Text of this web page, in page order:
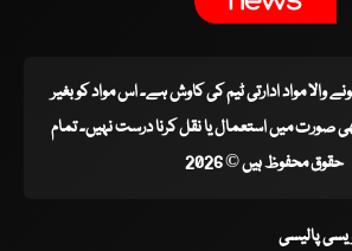
والا مواد ادارتی ٹیم کی کاوش ہے۔ اس مواد کو بغیر
میں استعمال یا نقل کرنا درست نہیں۔ تمام
حقوق محفوظ ہیں © 2026
پالیسی